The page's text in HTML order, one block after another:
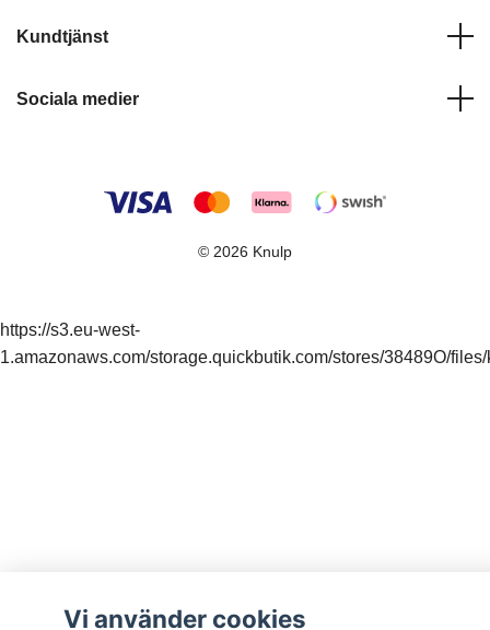
Kundtjänst
Sociala medier
© 2026 Knulp
https://s3.eu-west-
1.amazonaws.com/storage.quickbutik.com/stores/38489O/
Vi använder cookies